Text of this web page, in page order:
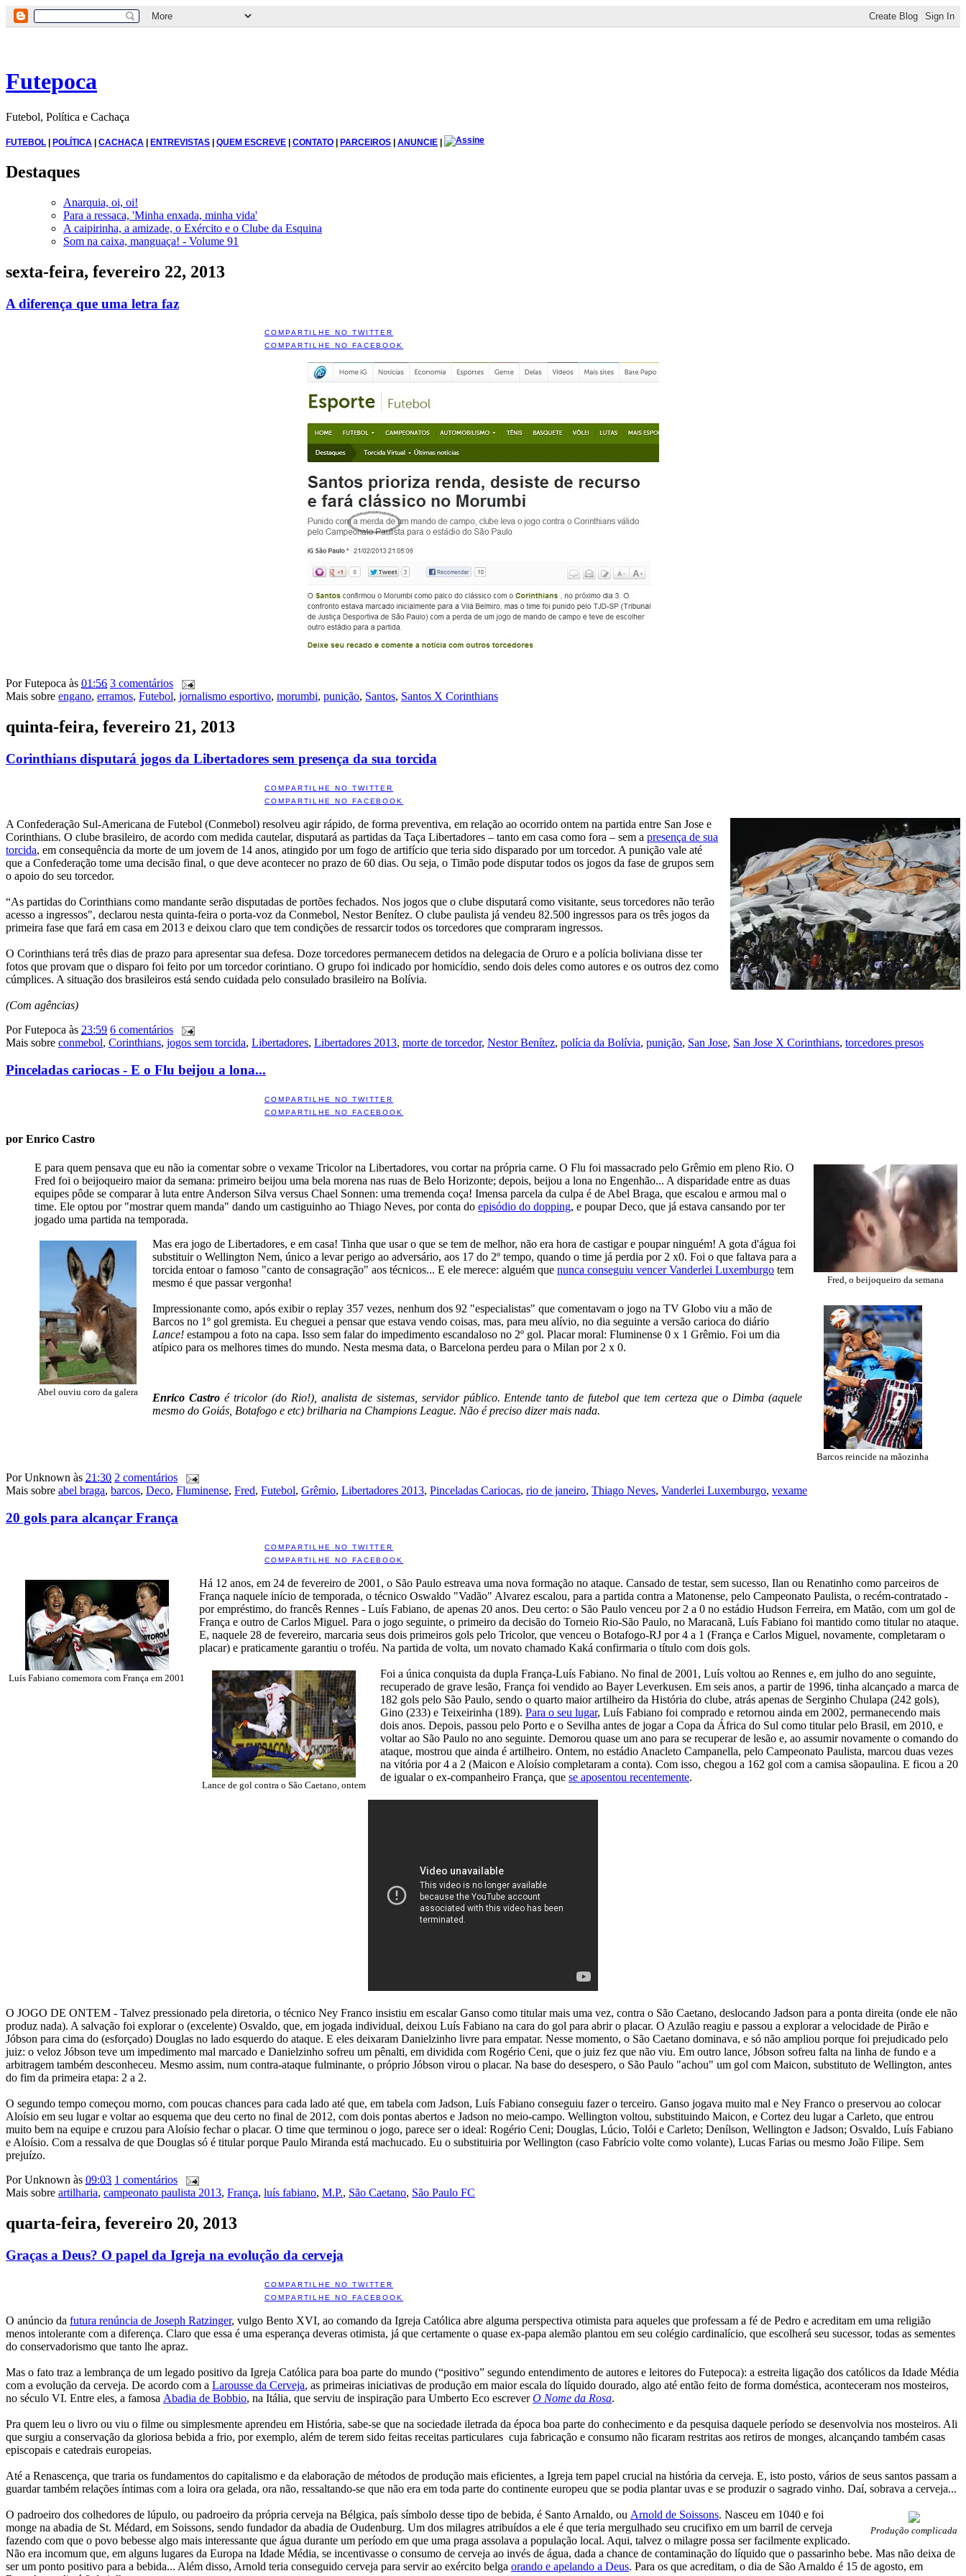
Futepoca
Futebol, Política e Cachaça
FUTEBOL | POLÍTICA | CACHAÇA | ENTREVISTAS | QUEM ESCREVE | CONTATO | PARCEIROS | ANUNCIE |
Destaques
Anarquia, oi, oi!
Para a ressaca, 'Minha enxada, minha vida'
A caipirinha, a amizade, o Exército e o Clube da Esquina
Som na caixa, manguaça! - Volume 91
sexta-feira, fevereiro 22, 2013
A diferença que uma letra faz
COMPARTILHE NO TWITTER
COMPARTILHE NO FACEBOOK
PorFutepoca às 01:56 3 comentários
Mais sobre engano, erramos, Futebol, jornalismo esportivo, morumbi, punição, Santos, Santos X Corinthians
quinta-feira, fevereiro 21, 2013
Corinthians disputará jogos da Libertadores sem presença da sua torcida
COMPARTILHE NO TWITTER
COMPARTILHE NO FACEBOOK
A Confederação Sul-Americana de Futebol (Conmebol) resolveu agir rápido, de forma preventiva, em relação ao ocorrido ontem na partida entre San Jose e
Corinthians. O clube brasileiro, de acordo com medida cautelar, disputará as partidas da Taça Libertadores – tanto em casa como fora – sem a presença de sua
torcida, em consequência da morte de um jovem de 14 anos, atingido por um fogo de artifício que teria sido disparado por um torcedor. A punição vale até
que a Confederação tome uma decisão final, o que deve acontecer no prazo de 60 dias. Ou seja, o Timão pode disputar todos os jogos da fase de grupos sem
o apoio do seu torcedor.
“As partidas do Corinthians como mandante serão disputadas de portões fechados. Nos jogos que o clube disputará como visitante, seus torcedores não terão
acesso a ingressos", declarou nesta quinta-feira o porta-voz da Conmebol, Nestor Benítez. O clube paulista já vendeu 82.500 ingressos para os três jogos da
primeira fase que fará em casa em 2013 e deixou claro que tem condições de ressarcir todos os torcedores que compraram ingressos.
O Corinthians terá três dias de prazo para apresentar sua defesa. Doze torcedores permanecem detidos na delegacia de Oruro e a polícia boliviana disse ter
fotos que provam que o disparo foi feito por um torcedor corintiano. O grupo foi indicado por homicídio, sendo dois deles como autores e os outros dez como
cúmplices. A situação dos brasileiros está sendo cuidada pelo consulado brasileiro na Bolívia.
(Com agências)
PorFutepoca às 23:59 6 comentários
Mais sobre conmebol, Corinthians, jogos sem torcida, Libertadores, Libertadores 2013, morte de torcedor, Nestor Benítez, polícia da Bolívia, punição, San Jose, San Jose X Corinthians, torcedores presos
Pinceladas cariocas - E o Flu beijou a lona...
COMPARTILHE NO TWITTER
COMPARTILHE NO FACEBOOK
por Enrico Castro
Fred, o beijoqueiro da semana
E para quem pensava que eu não ia comentar sobre o vexame Tricolor na Libertadores, vou cortar na própria carne. O Flu foi massacrado pelo Grêmio em pleno Rio. O
Fred foi o beijoqueiro maior da semana: primeiro beijou uma bela morena nas ruas de Belo Horizonte; depois, beijou a lona no Engenhão... A disparidade entre as duas
equipes pôde se comparar à luta entre Anderson Silva versus Chael Sonnen: uma tremenda coça! Imensa parcela da culpa é de Abel Braga, que escalou e armou mal o
time. Ele optou por "mostrar quem manda" dando um castiguinho ao Thiago Neves, por conta do episódio do dopping, e poupar Deco, que já estava cansando por ter
jogado uma partida na temporada.
Abel ouviu coro da galera
Mas era jogo de Libertadores, e em casa! Tinha que usar o que se tem de melhor, não era hora de castigar e poupar ninguém! A gota d'água foi
substituir o Wellington Nem, único a levar perigo ao adversário, aos 17 do 2º tempo, quando o time já perdia por 2 x0. Foi o que faltava para a
torcida entoar o famoso "canto de consagração" aos técnicos... E ele merece: alguém que nunca conseguiu vencer Vanderlei Luxemburgo tem
mesmo é que passar vergonha!
Barcos reincide na mãozinha
Impressionante como, após exibir o replay 357 vezes, nenhum dos 92 "especialistas" que comentavam o jogo na TV Globo viu a mão de
Barcos no 1º gol gremista. Eu cheguei a pensar que estava vendo coisas, mas, para meu alívio, no dia seguinte a versão carioca do diário
Lance! estampou a foto na capa. Isso sem falar do impedimento escandaloso no 2º gol. Placar moral: Fluminense 0 x 1 Grêmio. Foi um dia
atípico para os melhores times do mundo. Nesta mesma data, o Barcelona perdeu para o Milan por 2 x 0.
Enrico Castroé tricolor (do Rio!), analista de sistemas, servidor público. Entende tanto de futebol que tem certeza que o Dimba (aquele
mesmo do Goiás, Botafogo e etc) brilharia na Champions League. Não é preciso dizer mais nada.
PorUnknown às 21:30 2 comentários
Mais sobre abel braga, barcos, Deco, Fluminense, Fred, Futebol, Grêmio, Libertadores 2013, Pinceladas Cariocas, rio de janeiro, Thiago Neves, Vanderlei Luxemburgo, vexame
20 gols para alcançar França
COMPARTILHE NO TWITTER
COMPARTILHE NO FACEBOOK
Luís Fabiano comemora com França em 2001
Há 12 anos, em 24 de fevereiro de 2001, o São Paulo estreava uma nova formação no ataque. Cansado de testar, sem sucesso, Ilan ou Renatinho como parceiros de
França naquele início de temporada, o técnico Oswaldo "Vadão" Alvarez escalou, para a partida contra a Matonense, pelo Campeonato Paulista, o recém-contratado -
por empréstimo, do francês Rennes - Luís Fabiano, de apenas 20 anos. Deu certo: o São Paulo venceu por 2 a 0 no estádio Hudson Ferreira, em Matão, com um gol de
França e outro de Carlos Miguel. Para o jogo seguinte, o primeiro da decisão do Torneio Rio-São Paulo, no Maracanã, Luís Fabiano foi mantido como titular no ataque.
E, naquele 28 de fevereiro, marcaria seus dois primeiros gols pelo Tricolor, que venceu o Botafogo-RJ por 4 a 1 (França e Carlos Miguel, novamente, completaram o
placar) e praticamente garantiu o troféu. Na partida de volta, um novato chamado Kaká confirmaria o título com dois gols.
Lance de gol contra o São Caetano, ontem
Foi a única conquista da dupla França-Luís Fabiano. No final de 2001, Luís voltou ao Rennes e, em julho do ano seguinte,
recuperado de grave lesão, França foi vendido ao Bayer Leverkusen. Em seis anos, a partir de 1996, tinha alcançado a marca de
182 gols pelo São Paulo, sendo o quarto maior artilheiro da História do clube, atrás apenas de Serginho Chulapa (242 gols),
Gino (233) e Teixeirinha (189). Para o seu lugar, Luís Fabiano foi comprado e retornou ainda em 2002, permanecendo mais
dois anos. Depois, passou pelo Porto e o Sevilha antes de jogar a Copa da África do Sul como titular pelo Brasil, em 2010, e
voltar ao São Paulo no ano seguinte. Demorou quase um ano para se recuperar de lesão e, ao assumir novamente o comando do
ataque, mostrou que ainda é artilheiro. Ontem, no estádio Anacleto Campanella, pelo Campeonato Paulista, marcou duas vezes
na vitória por 4 a 2 (Maicon e Aloísio completaram a conta). Com isso, chegou a 162 gol com a camisa sãopaulina. E ficou a 20
de igualar o ex-companheiro França, que se aposentou recentemente.
O JOGO DE ONTEM - Talvez pressionado pela diretoria, o técnico Ney Franco insistiu em escalar Ganso como titular mais uma vez, contra o São Caetano, deslocando Jadson para a ponta direita (onde ele não
produz nada). A salvação foi explorar o (excelente) Osvaldo, que, em jogada individual, deixou Luís Fabiano na cara do gol para abrir o placar. O Azulão reagiu e passou a explorar a velocidade de Pirão e
Jóbson para cima do (esforçado) Douglas no lado esquerdo do ataque. E eles deixaram Danielzinho livre para empatar. Nesse momento, o São Caetano dominava, e só não ampliou porque foi prejudicado pelo
juiz: o veloz Jóbson teve um impedimento mal marcado e Danielzinho sofreu um pênalti, em dividida com Rogério Ceni, que o juiz fez que não viu. Em outro lance, Jóbson sofreu falta na linha de fundo e a
arbitragem também desconheceu. Mesmo assim, num contra-ataque fulminante, o próprio Jóbson virou o placar. Na base do desespero, o São Paulo "achou" um gol com Maicon, substituto de Wellington, antes
do fim da primeira etapa: 2 a 2.
O segundo tempo começou morno, com poucas chances para cada lado até que, em tabela com Jadson, Luís Fabiano conseguiu fazer o terceiro. Ganso jogava muito mal e Ney Franco o preservou ao colocar
Aloísio em seu lugar e voltar ao esquema que deu certo no final de 2012, com dois pontas abertos e Jadson no meio-campo. Wellington voltou, substituindo Maicon, e Cortez deu lugar a Carleto, que entrou
muito bem na equipe e cruzou para Aloísio fechar o placar. O time que terminou o jogo, parece ser o ideal: Rogério Ceni; Douglas, Lúcio, Tolói e Carleto; Denílson, Wellington e Jadson; Osvaldo, Luís Fabiano
e Aloísio. Com a ressalva de que Douglas só é titular porque Paulo Miranda está machucado. Eu o substituiria por Wellington (caso Fabrício volte como volante), Lucas Farias ou mesmo João Filipe. Sem
prejuízo.
PorUnknown às 09:03 1 comentários
Mais sobre artilharia, campeonato paulista 2013, França, luís fabiano, M.P., São Caetano, São Paulo FC
quarta-feira, fevereiro 20, 2013
Graças a Deus? O papel da Igreja na evolução da cerveja
COMPARTILHE NO TWITTER
COMPARTILHE NO FACEBOOK
O anúncio da futura renúncia de Joseph Ratzinger, vulgo Bento XVI, ao comando da Igreja Católica abre alguma perspectiva otimista para aqueles que professam a fé de Pedro e acreditam em uma religião
menos intolerante com a diferença. Claro que essa é uma esperança deveras otimista, já que certamente o quase ex-papa alemão plantou em seu colégio cardinalício, que escolherá seu sucessor, todas as sementes
do conservadorismo que tanto lhe apraz.
Mas o fato traz a lembrança de um legado positivo da Igreja Católica para boa parte do mundo (“positivo” segundo entendimento de autores e leitores do Futepoca): a estreita ligação dos católicos da Idade Média
com a evolução da cerveja. De acordo com a Larousse da Cerveja, as primeiras iniciativas de produção em maior escala do líquido dourado, algo até então feito de forma doméstica, aconteceram nos mosteiros,
no século VI. Entre eles, a famosa Abadia de Bobbio, na Itália, que serviu de inspiração para Umberto Eco escreverO Nome da Rosa.
Pra quem leu o livro ou viu o filme ou simplesmente aprendeu em História, sabe-se que na sociedade iletrada da época boa parte do conhecimento e da pesquisa daquele período se desenvolvia nos mosteiros. Ali
que surgiu a conservação da gloriosa bebida a frio, por exemplo, além de terem sido feitas receitas particulares cuja fabricação e consumo não ficaram restritas aos retiros de monges, alcançando também casas
episcopais e catedrais europeias.
Até a Renascença, que traria os fundamentos do capitalismo e da elaboração de métodos de produção mais eficientes, a Igreja tem papel crucial na história da cerveja. E, isto posto, vários de seus santos passam a
guardar também relações íntimas com a loira ora gelada, ora não, ressaltando-se que não era em toda parte do continente europeu que se podia plantar uvas e se produzir o sagrado vinho. Daí, sobrava a cerveja...
Produção complicada
O padroeiro dos colhedores de lúpulo, ou padroeiro da própria cerveja na Bélgica, país símbolo desse tipo de bebida, é Santo Arnaldo, ou Arnold de Soissons. Nasceu em 1040 e foi
monge na abadia de St. Médard, em Soissons, sendo fundador da abadia de Oudenburg. Um dos milagres atribuídos a ele é que teria mergulhado seu crucifixo em um barril de cerveja
fazendo com que o povo bebesse algo mais interessante que água durante um período em que uma praga assolava a população local. Aqui, talvez o milagre possa ser facilmente explicado.
Não era incomum que, em alguns lugares da Europa na Idade Média, se incentivasse o consumo de cerveja ao invés de água, dada a chance de contaminação do líquido que o passarinho bebe. Mas não deixa de
ser um ponto positivo para a bebida... Além disso, Arnold teria conseguido cerveja para servir ao exército belga orando e apelando a Deus. Para os que acreditam, o dia de São Arnaldo é 15 de agosto, em